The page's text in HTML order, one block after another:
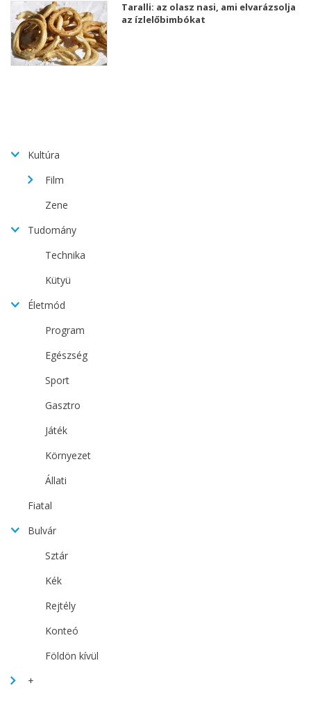
Taralli: az olasz nasi, ami elvarázsolja
az ízlelőbimbókat
Kultúra
Film
Zene
Tudomány
Technika
Kütyü
Életmód
Program
Egészség
Sport
Gasztro
Játék
Környezet
Állati
Fiatal
Bulvár
Sztár
Kék
Rejtély
Konteó
Földön kívül
+